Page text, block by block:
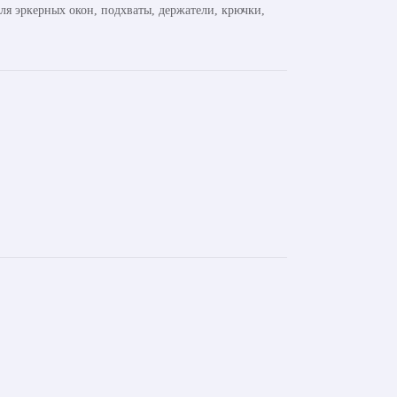
эркерных окон, подхваты, держатели, крючки,